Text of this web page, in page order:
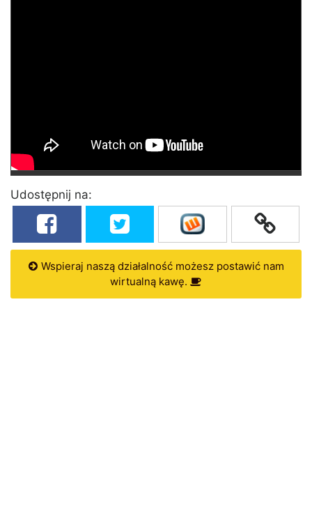
Udostępnij na:
Wspieraj naszą działalność możesz postawić nam
wirtualną kawę.